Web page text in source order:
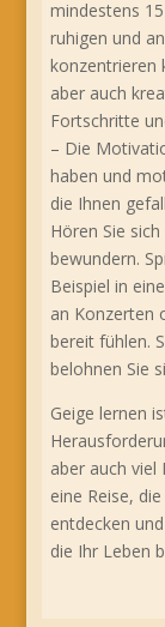
mindestens
ruhigen und
konzentrieren
aber auch
Fortschritte
– Die
haben und
die Ihnen
Hören Sie
bewundern.
Beispiel in
an Konzerten
bereit fühlen.
belohnen Sie
Geige lernen
aber auch viel
eine Reise,
entdecken
die Ihr Leben